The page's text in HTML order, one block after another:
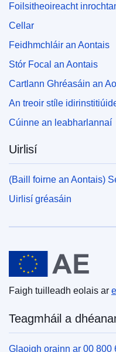
Foilsitheoireacht
Cellar
Feidhmchláir an Aontais
Stór Focal an Aontais
Cartlann Ghréasáin an
An treoir stíle
Cúinne an leabharlannaí
Uirlisí
(Baill foirne an Aontais)
Uirlisí gréasáin
An tAontas Eorpach
Faigh tuilleadh eolais ar
Teagmháil a
Glaoigh orainn ar 00 800